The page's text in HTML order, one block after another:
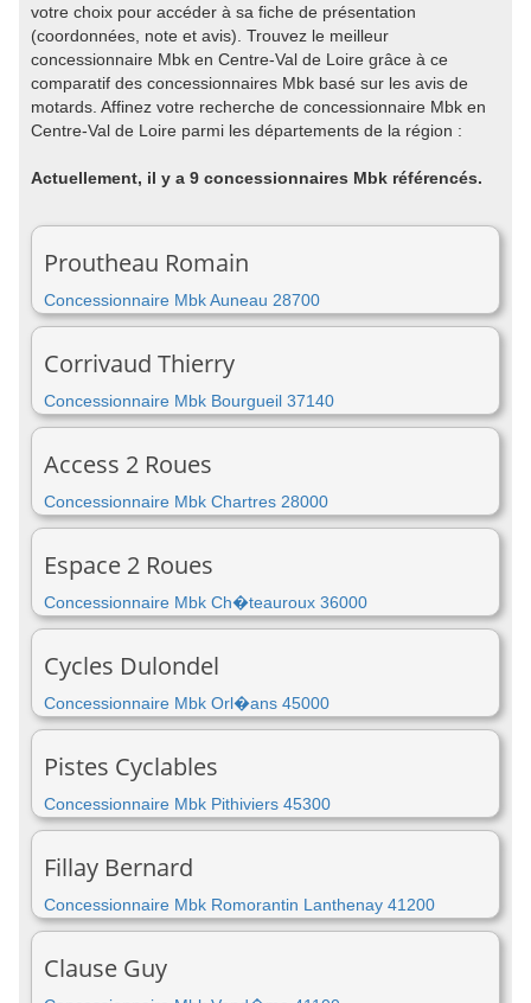
votre choix pour accéder à sa fiche de présentation
(coordonnées, note et avis). Trouvez le meilleur
concessionnaire Mbk en Centre-Val de Loire grâce à ce
comparatif des concessionnaires Mbk basé sur les avis de
motards. Affinez votre recherche de concessionnaire Mbk en
Centre-Val de Loire parmi les départements de la région :
Actuellement, il y a 9 concessionnaires Mbk référencés.
Proutheau Romain
Concessionnaire Mbk Auneau 28700
Corrivaud Thierry
Concessionnaire Mbk Bourgueil 37140
Access 2 Roues
Concessionnaire Mbk Chartres 28000
Espace 2 Roues
Concessionnaire Mbk Ch�teauroux 36000
Cycles Dulondel
Concessionnaire Mbk Orl�ans 45000
Pistes Cyclables
Concessionnaire Mbk Pithiviers 45300
Fillay Bernard
Concessionnaire Mbk Romorantin Lanthenay 41200
Clause Guy